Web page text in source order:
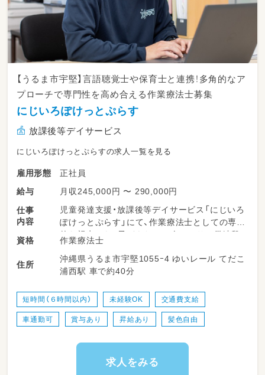
【うるま市宇堅】言語聴覚士や保育士と連携！多角的なア
プローチで専門性を高め合える作業療法士募集
にじいろぽけっとぷらす
放課後等デイサービス
にじいろぽけっとぷらすの求人一覧を見る
雇用形態
正社員
給与
月収245,000円 〜 290,000円
仕事
内容
児童発達支援・放課後等デイサービス「にじいろ
ぽけっとぷらす」にて、作業療法士としての専門
的な視点から、子どもたち一人ひとりの発達段
階に合わせた療育支援全般をお任せします。
1. 専門的アプローチの企画・実践
感覚統合療法をベースにした支援: 遊びや運動
覚、触覚など）を適切に処理・統合できるようサ
ポートします。
ためのトレーニングを企画し、読み書きや運動
のつまずきに対するアプローチを行います。
資格 作業療法士
住所
沖縄県うるま市宇堅1055ｰ4 ゆいレール てだこ
浦西駅 車で約40分
短時間（６時間以内） 未経験OK 交通費支給
車通勤可 賞与あり 昇給あり 髪色自由
求人をみる